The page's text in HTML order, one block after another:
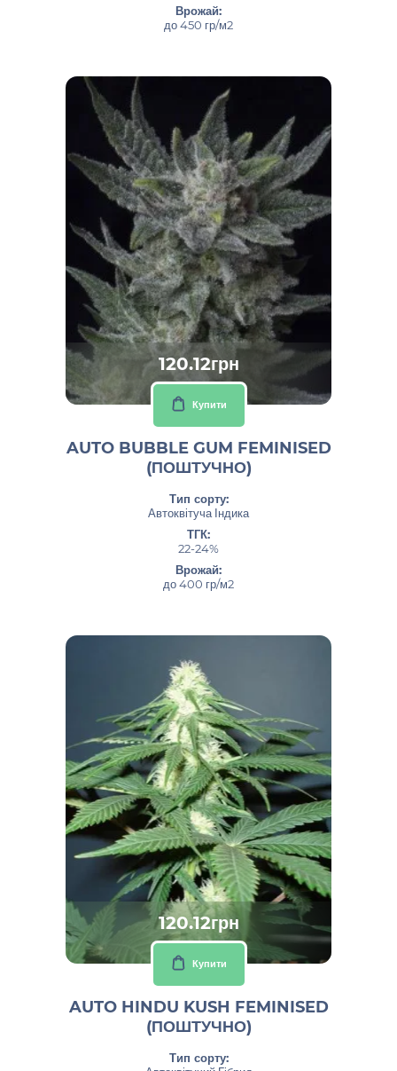
Врожай:
до 450 гр/м2
120.12грн
Купити
AUTO BUBBLE GUM FEMINISED
(ПОШТУЧНО)
Тип сорту:
Автоквітуча Індика
ТГК:
22-24%
Врожай:
до 400 гр/м2
120.12грн
Купити
AUTO HINDU KUSH FEMINISED
(ПОШТУЧНО)
Тип сорту: